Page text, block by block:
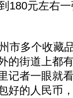
180元左右
市多个收藏
的街道上都
记者一眼就
好的人民币